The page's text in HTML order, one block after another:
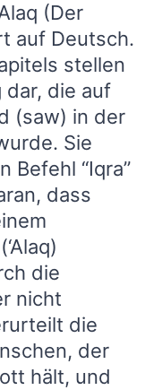
(Der
auf Deutsch.
stellen
die auf
(saw) in der
Sie
Befehl “Iqra”
dass
die
nicht
die
der
hält, und